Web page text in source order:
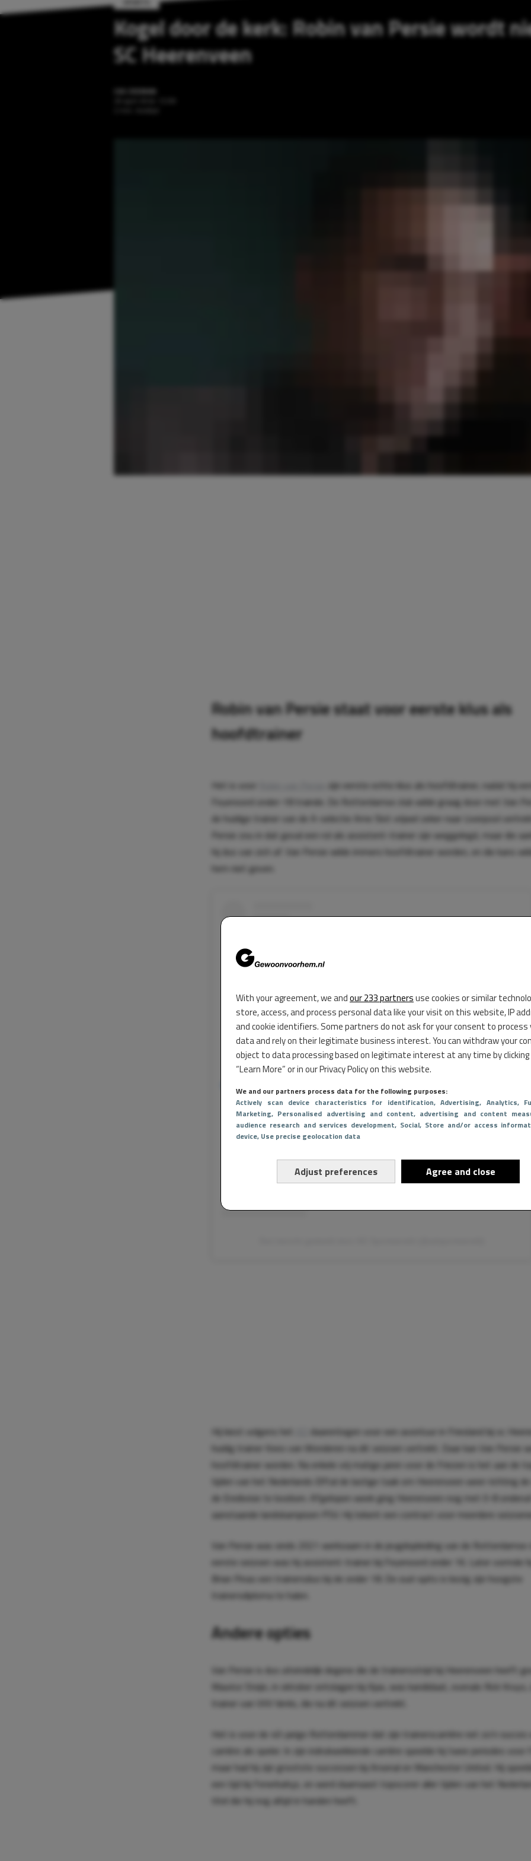
With your agreement, we andour 233 partnersuse cookies or similar
store, access, and process personal data like your visit on this website, IP
and cookie identifiers. Some partners do not ask for your consent to process
data and rely on their legitimate business interest. You can withdraw your
object to data processing based on legitimate interest at any time by clicking
“Learn More” or in our Privacy Policy on this website.
We and our partners process data for the following purposes:
Actively scan device characteristics for identification, Advertising, Analytics,
Marketing, Personalised advertising and content, advertising and content
audience research and services development, Social, Store and/or access
device, Use precise geolocation data
Adjust preferences Agree and close
Kogel door de kerk: Robin van Persie wordt
SC Heerenveen
CAS ZEEMAN
Robin van Persie staat voor eerste klus als
hoofdtrainer
Het is voor
zijn eerste echte klus als hoofdtrainer, nadat hij
Feyenoord onder-18 trainde. De Rotterdamse club wilde graag door met Van
de huidige trainer van de A-selectie Arne Slot vrijwel zeker naar Liverpool
Persie zou in dat geval een rol als assistent-trainer zijn weggelegd, maar die
hij dus van zich af. Van Persie wilde immers hoofdtrainer worden, en die kans
hem niet geven.
Hij kiest volgens het
daarentegen voor een avontuur in Friesland bij sc
huidig trainer Kees van Wonderen na dit seizoen vertrekt. Daar kan Van Persie
hoofdtrainer worden. Na enkele vrij matige jaren voor de Friezen is het aan de
tijden van het Nederlands Elftal de lastige taak om Heerenveen weer richting
de Eredivisie te loodsen. Afgelopen week ging Heerenveen nog met 0-8
aanstaande landskampioen PSV. Hij tekent een contract voor meerdere
Van Persie was sinds 2021 werkzaam in de jeugdopleiding van de Rotterdamse
eerste seizoen was hij assistent-trainer bij Feyenoord onder 16. Later vormde
Brian Pinas een trainersduo bij de onder 18. De oud-spits is bezig zijn hoogste
trainersdiploma te halen.
Andere opties
Van Persie is dus uiteindelijk degene die de trainersstrijd bij Heerenveen heeft
Maurice Steijn, in oktober ontslagen bij Ajax, was kandidaat, evenals Rick Kruys,
trainer van VVV Venlo, die na dit seizoen vertrekt.
Het is voor de 40-jarige Rotterdammer dat zijn trainerscarrière net zo’n
carrière als speler. In zijn indrukwekkende carrière speelde hij twee periodes voor
maar had hij zijn grootste successen bij Arsenal en Manchester United. Hij
een tijd bij Fenerbahçe, en werd daarnaast topscorer aller tijden van het
titel die hij nog altijd in handen heeft.